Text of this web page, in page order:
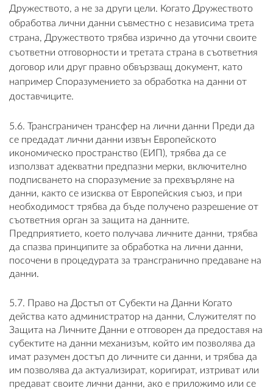
Дружеството, а не за други цели. Когато Дружеството
обработва лични данни съвместно с независима трета
страна, Дружеството трябва изрично да уточни своите
съответни отговорности и третата страна в съответния
договор или друг правно обвързващ документ, като
например Споразумението за обработка на данни от
доставчиците.
5.6. Трансграничен трансфер на лични данни Преди да
се предадат лични данни извън Европейското
икономическо пространство (ЕИП), трябва да се
използват адекватни предпазни мерки, включително
подписването на споразумение за прехвърляне на
данни, както се изисква от Европейския съюз, и при
необходимост трябва да бъде получено разрешение от
съответния орган за защита на данните.
Предприятието, което получава личните данни, трябва
да спазва принципите за обработка на лични данни,
посочени в процедурата за трансгранично предаване на
данни.
5.7. Право на Достъп от Субекти на Данни Когато
действа като администратор на данни, Служителят по
Защита на Личните Данни е отговорен да предоставя на
субектите на данни механизъм, който им позволява да
имат разумен достъп до личните си данни, и трябва да
им позволява да актуализират, коригират, изтриват или
предават своите лични данни, ако е приложимо или се